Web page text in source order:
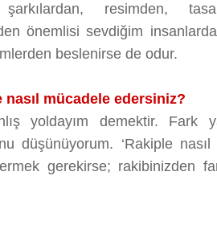
resimden,
önemlisi sevdiğim
beslenirse de odur.
mücadele edersiniz?
yoldayım demektir. Fark
düşünüyorum. ‘Rakiple
gerekirse; rakibinizden